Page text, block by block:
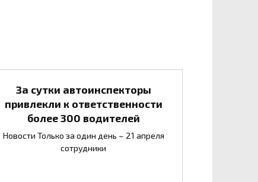
За сутки автоинспекторы
привлекли к ответственности
более 300 водителей
Новости Только за один день – 21 апреля
сотрудники